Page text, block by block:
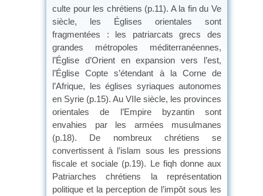
culte pour les chrétiens (p.11). A la fin du Ve
siècle, les Églises orientales sont
fragmentées : les patriarcats grecs des
grandes métropoles méditerranéennes,
l’Église d’Orient en expansion vers l’est,
l’Église Copte s’étendant à la Corne de
l’Afrique, les églises syriaques autonomes
en Syrie (p.15). Au VIIe siècle, les provinces
orientales de l’Empire byzantin sont
envahies par les armées musulmanes
(p.18). De nombreux chrétiens se
convertissent à l’islam sous les pressions
fiscale et sociale (p.19). Le fiqh donne aux
Patriarches chrétiens la représentation
politique et la perception de l’impôt sous les